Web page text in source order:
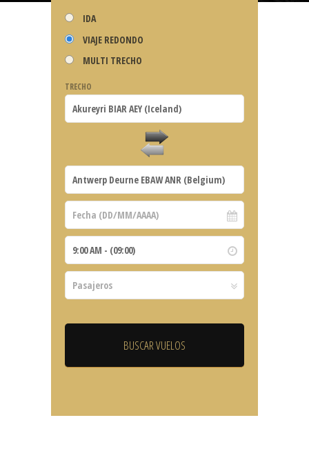
IDA
VIAJE REDONDO
MULTI TRECHO
TRECHO